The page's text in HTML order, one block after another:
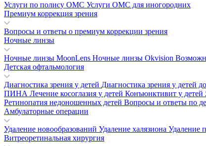
Услуги по полису ОМС Услуги ОМС для иногородних
Премиум коррекция зрения
Вопросы и ответы о премиум коррекции зрения
Ночные линзы
Ночные линзы MoonLens Ночные линзы Okvision
Детская офтальмология
Диагностика зрения у детей Диагностика зрения у детей
ПИНА Лечение косоглазия у детей Конъюнктивит у детей
Ретинопатия недоношенных детей Вопросы и ответы по
Амбулаторные операции
Удаление новообразований Удаление халязиона Удаление
Витреоретинальная хирургия